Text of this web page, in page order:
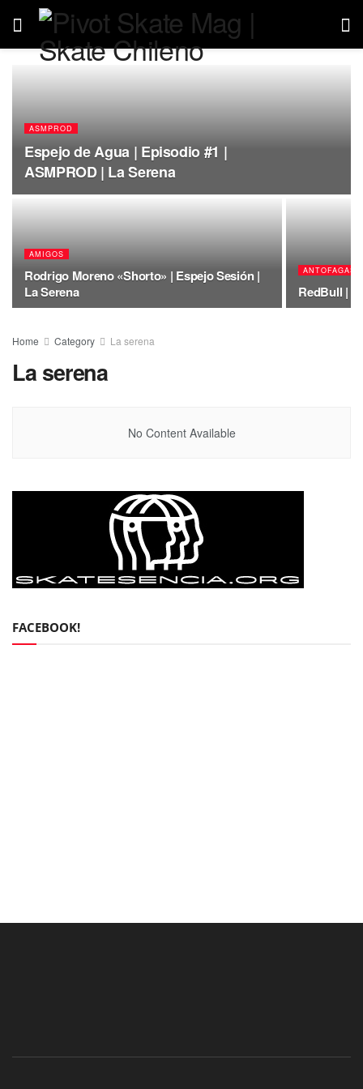
ASMPROD
Espejo de Agua | Episodio #1 |
ASMPROD | La Serena
AMIGOS
Rodrigo Moreno «Shorto» | Espejo Sesión |
La Serena
RedBull |
Home Category La serena
La serena
No Content Available
FACEBOOK!